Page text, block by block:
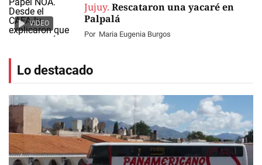
VIDEO
Jujuy. Rescataron una yacaré en
Palpalá
Por Maria Eugenia Burgos
Lo destacado